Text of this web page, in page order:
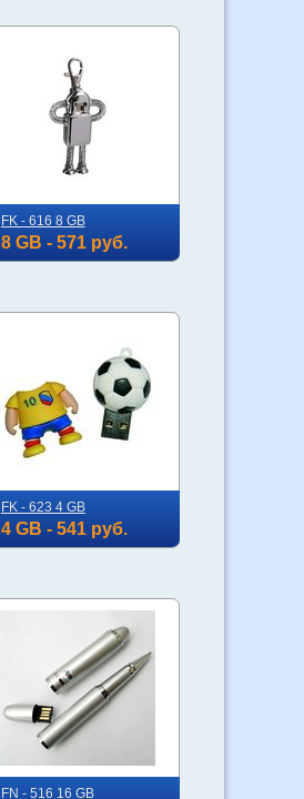
FK - 616 8 GB
8 GB - 571 руб.
FK - 623 4 GB
4 GB - 541 руб.
FN - 516 16 GB